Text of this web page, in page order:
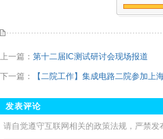
上一篇： 第十二届IC测试研讨会现场报道
下一篇： 【二院工作】集成电路二院参加上
发表评论
请自觉遵守互联网相关的政策法规，严禁发